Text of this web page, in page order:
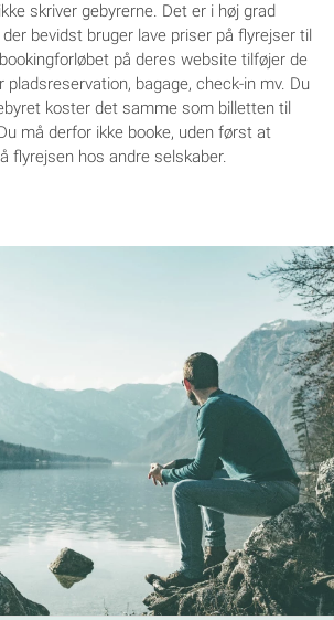
skriver gebyrerne. Det er i høj grad
bevidst bruger lave priser på flyrejser til
på deres website tilføjer de
bagage, check-in mv. Du
koster det samme som billetten til
må derfor ikke booke, uden først at
flyrejsen hos andre selskaber.